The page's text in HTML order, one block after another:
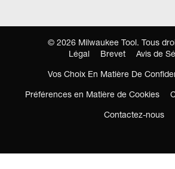
© 2026 Milwaukee Tool. Tous
Légal
Brevet
Avis de
Vos Choix En Matière De
Préférences en Matière de Cookies
Contactez-nous